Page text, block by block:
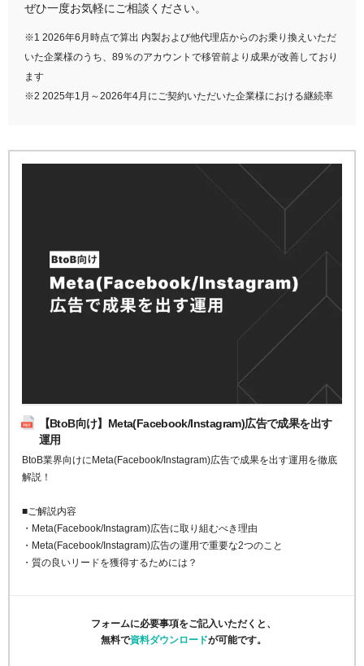
ぜひ一度お気軽にご相談ください。
※1 2026年6月時点で算出 内製および他代理店からのお乗り換えいただ
いた企業様のうち、89％のアカウントで移管前より成果が改善しており
ます
※2 2025年1月～2026年4月にご契約いただいた企業様における継続率
【BtoB向け】Meta(Facebook/Instagram)広告で成果を出す
運用
BtoB業界向けにMeta(Facebook/Instagram)広告で成果を出す運用を徹底
解説！
■ご解説内容
・Meta(Facebook/Instagram)広告に取り組むべき理由
・Meta(Facebook/Instagram)広告の運用で重要な2つのこと
・質の良いリードを獲得するためには？
フォームに必要事項をご記入いただくと、
無料で資料ダウンロードが可能です。